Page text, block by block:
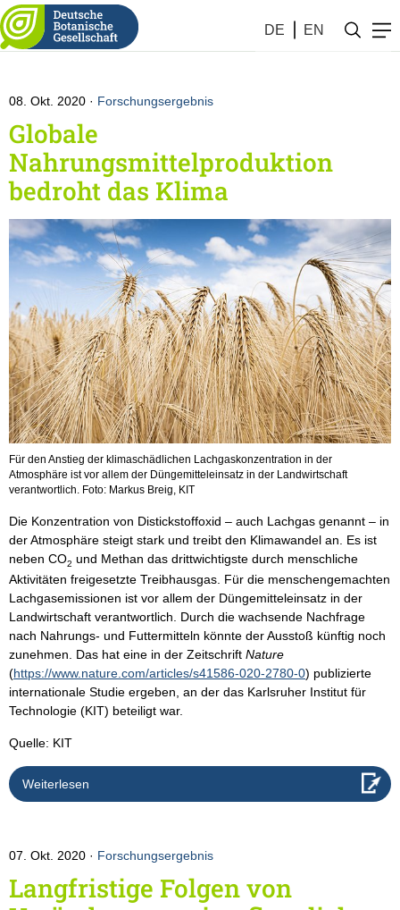
DE EN
Botanik #41 (2020)
08. Okt. 2020 Forschungsergebnis
Globale
Nahrungsmittelproduktion
bedroht das Klima
Für den Anstieg der klimaschädlichen Lachgaskonzentration in der
Atmosphäre ist vor allem der Düngemitteleinsatz in der Landwirtschaft
verantwortlich. Foto: Markus Breig, KIT
Die Konzentration von Distickstoffoxid – auch Lachgas genannt – in
der Atmosphäre steigt stark und treibt den Klimawandel an. Es ist
neben CO2 und Methan das drittwichtigste durch menschliche
Aktivitäten freigesetzte Treibhausgas. Für die menschengemachten
Lachgasemissionen ist vor allem der Düngemitteleinsatz in der
Landwirtschaft verantwortlich. Durch die wachsende Nachfrage
nach Nahrungs- und Futtermitteln könnte der Ausstoß künftig noch
zunehmen. Das hat eine in der Zeitschrift Nature
(https://www.nature.com/articles/s41586-020-2780-0) publizierte
internationale Studie ergeben, an der das Karlsruher Institut für
Technologie (KIT) beteiligt war.
Quelle: KIT
Weiterlesen
07. Okt. 2020 Forschungsergebnis
Langfristige Folgen von